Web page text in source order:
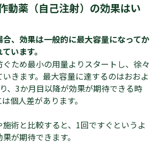
動薬（自己注射）の効果はい
、効果は一般的に最大容量になってか
います。
ため最小の用量よりスタートし、徐々
きます。最大容量に達するのはおおよ
、3か月目以降が効果が期待できる時
個人差があります。
術と比較すると、1回ですぐというよ
が期待できます。